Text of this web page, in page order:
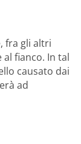
fra gli altri
fianco. In tal
causato dai
ad